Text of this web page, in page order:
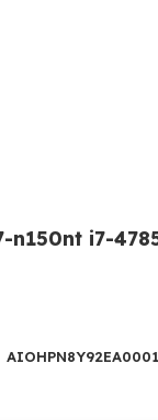
n150nt i7-
AIOHPN8Y92EA0001